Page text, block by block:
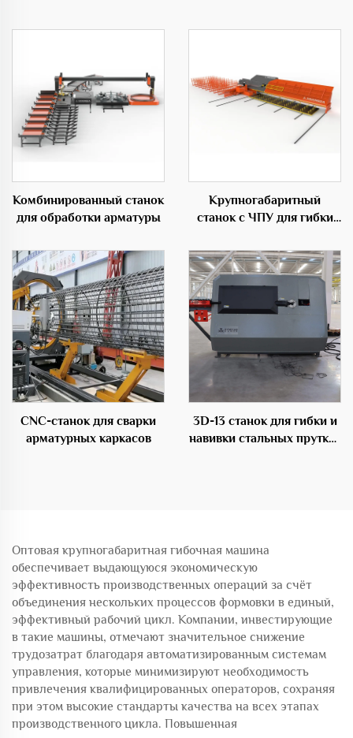
Комбинированный станок
для обработки арматуры
Крупногабаритный
станок с ЧПУ для гибки
профессиональное
оборудование в
строительной области
CNC-станок для сварки
арматурных каркасов
3D-13 станок для гибки и
навивки стальных прутков
Оптовая крупногабаритная гибочная машина
обеспечивает выдающуюся экономическую
эффективность производственных операций за счёт
объединения нескольких процессов формовки в единый,
эффективный рабочий цикл. Компании, инвестирующие
в такие машины, отмечают значительное снижение
трудозатрат благодаря автоматизированным системам
управления, которые минимизируют необходимость
привлечения квалифицированных операторов, сохраняя
при этом высокие стандарты качества на всех этапах
производственного цикла. Повышенная